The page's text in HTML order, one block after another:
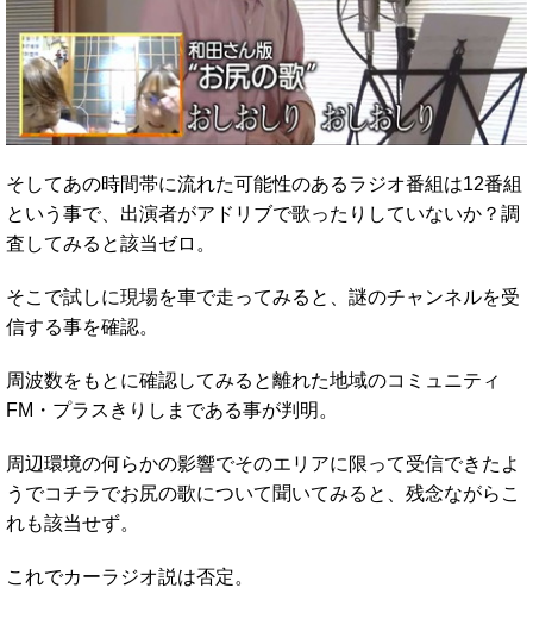
そしてあの時間帯に流れた可能性のあるラジオ番組は12番組
という事で、出演者がアドリブで歌ったりしていないか？調
査してみると該当ゼロ。
そこで試しに現場を車で走ってみると、謎のチャンネルを受
信する事を確認。
周波数をもとに確認してみると離れた地域のコミュニティ
FM・プラスきりしまである事が判明。
周辺環境の何らかの影響でそのエリアに限って受信できたよ
うでコチラでお尻の歌について聞いてみると、残念ながらこ
れも該当せず。
これでカーラジオ説は否定。